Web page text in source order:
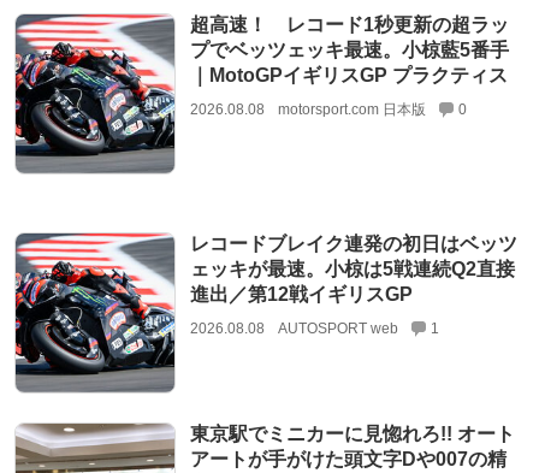
超高速！ レコード1秒更新の超ラッ
プでベッツェッキ最速。小椋藍5番手
｜MotoGPイギリスGP プラクティス
2026.08.08 motorsport.com 日本版 0
レコードブレイク連発の初日はベッツ
ェッキが最速。小椋は5戦連続Q2直接
進出／第12戦イギリスGP
2026.08.08 AUTOSPORT web 1
東京駅でミニカーに見惚れろ!! オート
アートが手がけた頭文字Dや007の精